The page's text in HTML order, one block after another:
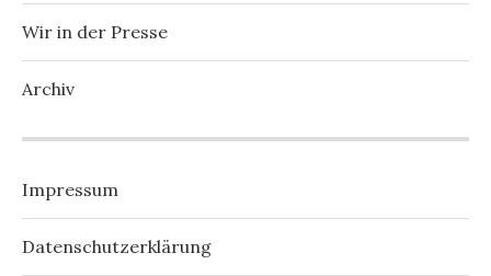
Wir in der Presse
Archiv
Impressum
Datenschutzerklärung